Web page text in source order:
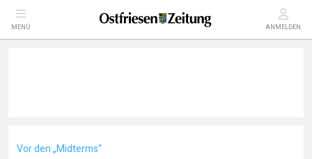
MENÜ ANMELDEN
Vor den „Midterms“